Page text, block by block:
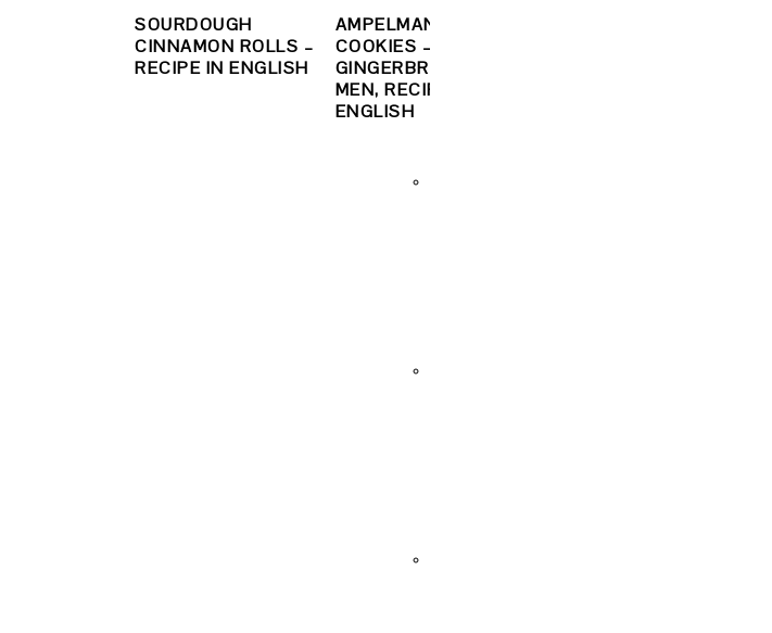
SOURDOUGH
CINNAMON ROLLS –
RECIPE IN ENGLISH
AMPELMANN
COOKIES –
GINGERBREAD
MEN, RECIPE IN
ENGLISH